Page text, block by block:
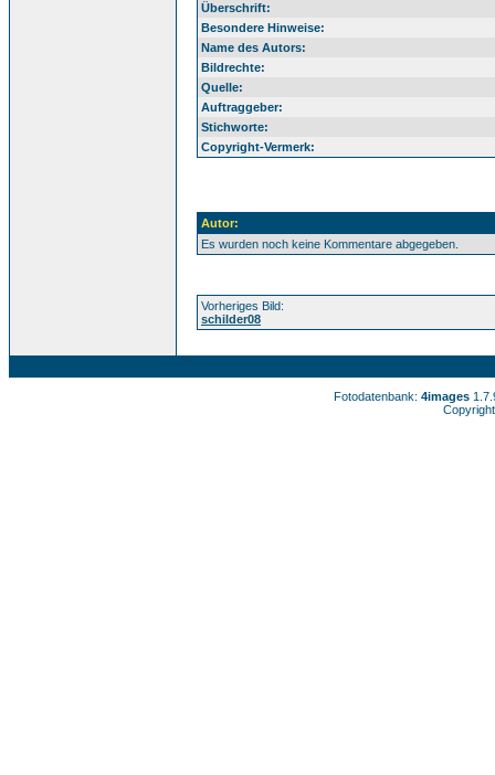
Überschrift:
Besondere Hinweise:
Name des Autors:
Bildrechte:
Quelle:
Auftraggeber:
Stichworte:
Copyright-Vermerk:
Autor:
Es wurden noch keine Kommentare abgegeben.
Vorheriges Bild:
schilder08
Fotodatenbank: 4images